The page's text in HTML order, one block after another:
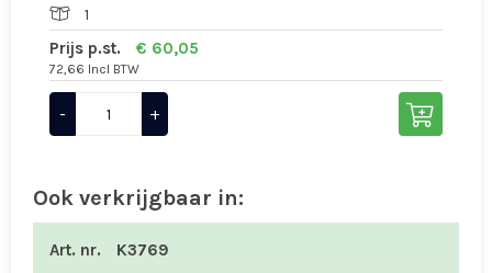
1
Prijs p.st.
€ 60,05
72,66 Incl BTW
- +
Ook verkrijgbaar in:
Art. nr.
K3769